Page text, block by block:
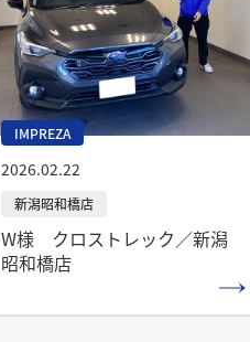
IMPREZA
2026.02.22
W様 クロストレック／新潟
昭和橋店